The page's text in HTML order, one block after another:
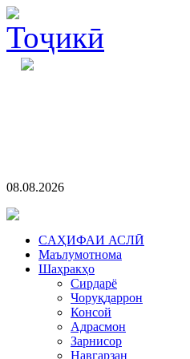
08.08.2026
CАҲИФАИ АСЛӢ
Маълумотнома
Шаҳракҳо
Сирдарё
Чоруқдаррон
Консой
Адрасмон
Зарнисор
Навгарзан